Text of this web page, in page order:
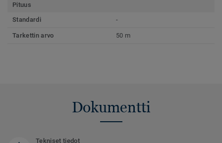
Pituus
Standardi
-
Tarkettin arvo 50 m
Dokumentti
Tekniset tiedot